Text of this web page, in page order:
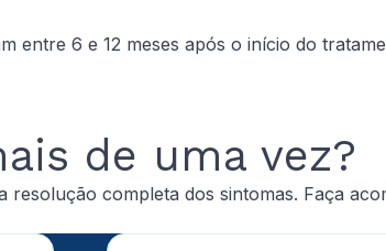
entre 6 e 12 meses após o início do
de uma vez?
completa dos sintomas. Faça